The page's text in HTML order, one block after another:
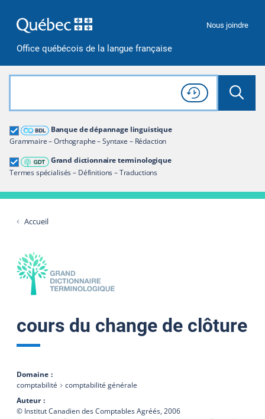
Office québécois de la langue française
Nous joindre
Rechercher dans tout le site
Lancer
Consulter l'
Historique
de recherche
Banque de dépannage linguistique
Grammaire – Orthographe – Syntaxe – Rédaction
Grand dictionnaire terminologique
Termes spécialisés – Définitions – Traductions
Grand dictionnaire terminologique
Restreindre aux termes
Accueil
cours du change de clôture
Domaine
comptabilité
comptabilité générale
Auteur
© Institut Canadien des Comptables Agréés, 2006